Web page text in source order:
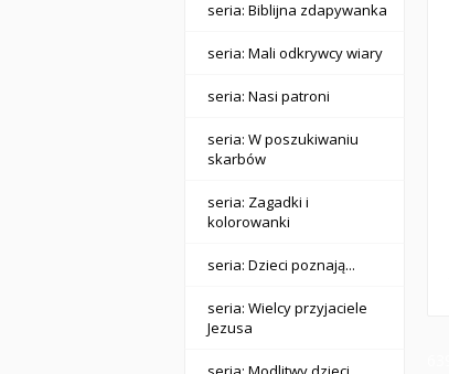
seria: Biblijna zdapywanka
seria: Mali odkrywcy wiary
seria: Nasi patroni
seria: W poszukiwaniu
skarbów
seria: Zagadki i
kolorowanki
seria: Dzieci poznają...
seria: Wielcy przyjaciele
Jezusa